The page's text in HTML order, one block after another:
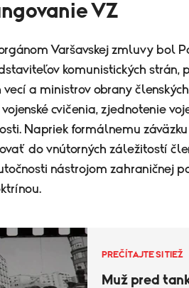
VZ
Varšavskej zmluvy bol
komunistických strán,
a ministrov obrany
cvičenia, zjednotenie
Napriek formálnemu
do vnútorných záležitostí
nástrojom zahraničnej
PREČÍTAJTE SI TIEŽ
Muž pred